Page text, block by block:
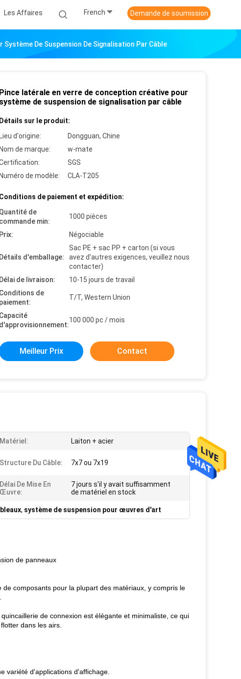
Les Affaires French Demande de soumission
De Suspension De Signalisation Par Câble
Pince latérale en verre de conception créative pour
système de suspension de signalisation par câble
Détails sur le produit:
Lieu d'origine:
Dongguan, Chine
Nom de marque:
w-mate
SGS
Numéro de modèle:
CLA-T205
Conditions de paiement et expédition:
Quantité de
commande min:
1000 pièces
Prix: Négociable
Détails d'emballage:
Sac PE + sac PP + carton (si vous
avez d'autres exigences, veuillez nous
contacter)
Délai de livraison:
10-15 jours de travail
Conditions de
paiement:
T/T, Western Union
Capacité
d'approvisionnement:
100 000 pc / mois
Meilleur Prix Contact
Matériel: Laiton + acier
Structure Du Câble: 7x7 ou 7x19
Délai De Mise En
Œuvre:
7 jours s'il y avait suffisamment
de matériel en stock
, système de suspension pour œuvres d'art
de panneaux
composants pour la plupart des matériaux, y compris le
de connexion est élégante et minimaliste, ce qui
dans les airs.
variété d'applications d'affichage.